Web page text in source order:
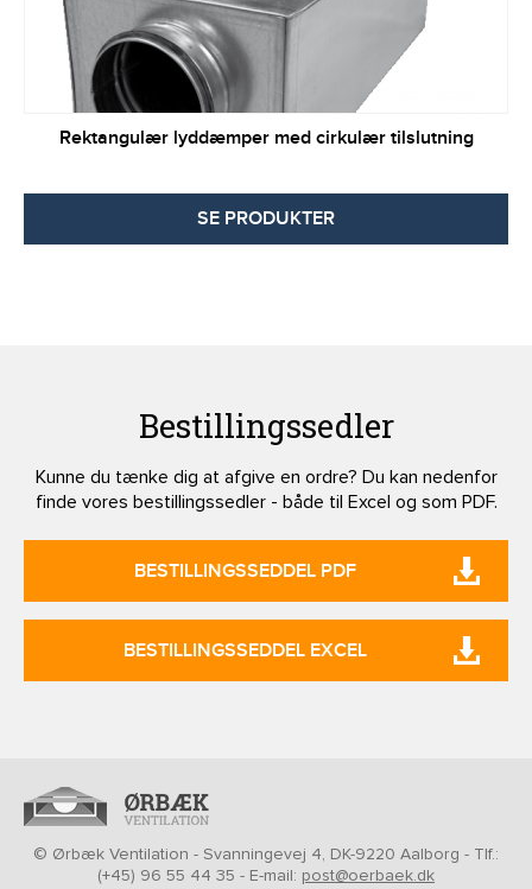
Rektangulær lyddæmper med cirkulær tilslutning
SE PRODUKTER
Bestillingssedler
Kunne du tænke dig at afgive en ordre? Du kan nedenfor
finde vores bestillingssedler - både til Excel og som PDF.
BESTILLINGSSEDDEL PDF
BESTILLINGSSEDDEL EXCEL
© Ørbæk Ventilation - Svanningevej 4, DK-9220 Aalborg - Tlf.:
(+45) 96 55 44 35 - E-mail: post@oerbaek.dk